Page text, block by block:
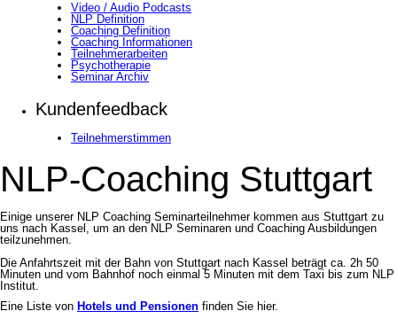
Video / Audio Podcasts
NLP Definition
Coaching Definition
Coaching Informationen
Teilnehmerarbeiten
Psychotherapie
Seminar Archiv
Kundenfeedback
Teilnehmerstimmen
NLP-Coaching Stuttgart
Einige unserer NLP Coaching Seminarteilnehmer kommen aus Stuttgart zu
uns nach Kassel, um an den NLP Seminaren und Coaching Ausbildungen
teilzunehmen.
Die Anfahrtszeit mit der Bahn von Stuttgart nach Kassel beträgt ca. 2h 50
Minuten und vom Bahnhof noch einmal 5 Minuten mit dem Taxi bis zum NLP
Institut.
Eine Liste von Hotels und Pensionen finden Sie hier.